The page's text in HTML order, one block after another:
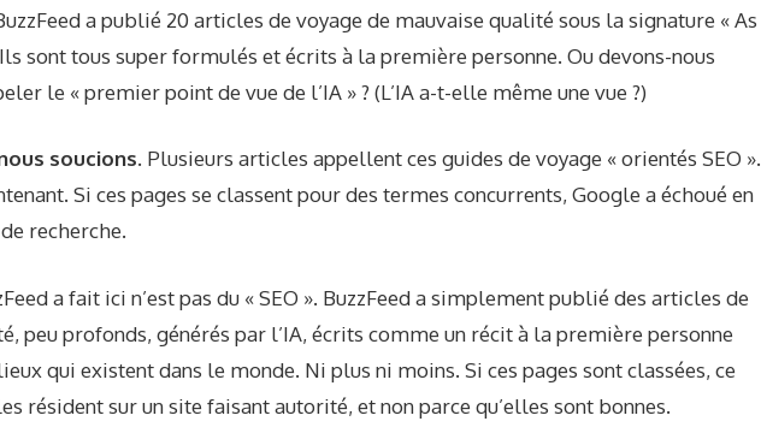
a publié 20 articles de voyage de mauvaise qualité sous la signature « As
sont tous super formulés et écrits à la première personne. Ou devons-nous
le « premier point de vue de l’IA » ? (L’IA a-t-elle même une vue ?)
soucions. Plusieurs articles appellent ces guides de voyage « orientés SEO ».
Si ces pages se classent pour des termes concurrents, Google a échoué en
recherche.
a fait ici n’est pas du « SEO ». BuzzFeed a simplement publié des articles de
peu profonds, générés par l’IA, écrits comme un récit à la première personne
qui existent dans le monde. Ni plus ni moins. Si ces pages sont classées, ce
résident sur un site faisant autorité, et non parce qu’elles sont bonnes.